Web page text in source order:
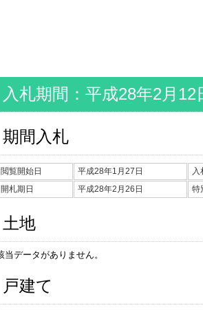
入札期間：平成28年2月12
期間入札
閲覧開始日 平成28年1月27日 入
開札期日
平成28年2月26日 特
土地
当データがありません。
戸建て